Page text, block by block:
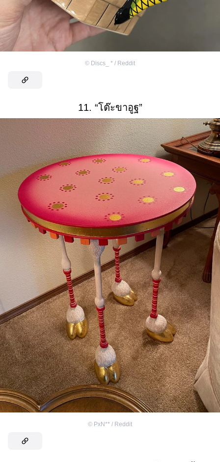
© Discs_ * / Reddit
11. “โต๊ะขาอูฐ”
© PxN** / Reddit